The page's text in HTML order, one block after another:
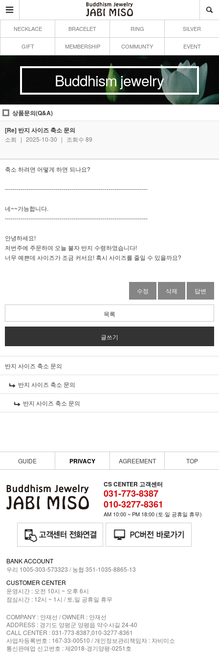
NECKLACE BRACELET RING SILVER
GIFT MEMBERSHIP COMMUNTY EVENT
Buddhism jewelry
상품문의(Q&A)
[Re] 반지 사이즈 축소 문의
소희 | 2025-10-30 | 조회수 89
축소 하려면 어떻게 하면 되나요?
-------------------------------------------------------------------------
네~~가능합니다.
-------------------------------------------------------------------------
안녕하세요!
저번주에 주문하여 오늘 불자 반지 수령하였습니다!
너무 예쁜데 사이즈가 조금 커서요! 혹시 사이즈를 줄일 수 있을까요?
수정 삭제 답변
목록
글쓰기
반지 사이즈 축소 문의
반지 사이즈 축소 문의
반지 사이즈 축소 문의
GUIDE PRIVACY AGREEMENT TOP
CS CENTER 고객센터
031-773-8387
010-3277-8361
AM 10:00 ~ PM 18:00 (토·일 공휴일 휴무)
BANK ACCOUNT
우리 1005-303-573323 / 농협 351-1035-8865-13
CUSTOMER CENTER
운영시간 : 오전 10시 ~ 오후 6시
점심시간 : 12시 ~ 1시 / 토,일 공휴일 휴무
COMPANY : 안재선 / OWNER : 안재선
ADDRESS : 경기도 양평군 양평읍 약수사길 24-40
CALL CENTER : 031-773-8387,010-3277-8361
사업자등록번호 : 167-33-00510 / 개인정보관리책임자 : 자비미소
통신판매업 신고번호 : 제2018-경기양평-0251호